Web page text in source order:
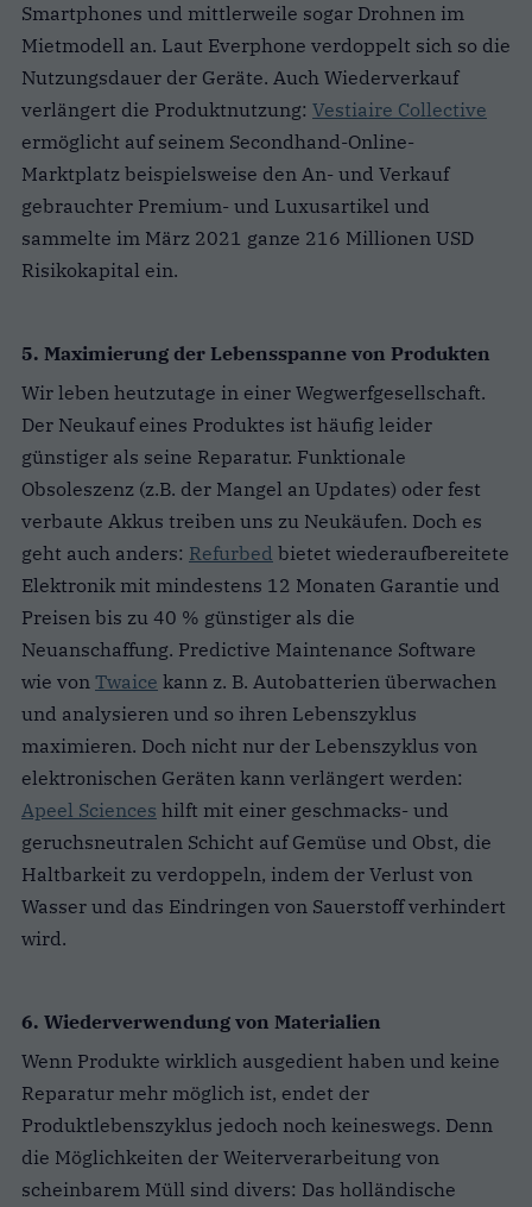
Smartphones und mittlerweile sogar Drohnen im
Mietmodell an. Laut Everphone verdoppelt sich so die
Nutzungsdauer der Geräte. Auch Wiederverkauf
verlängert die Produktnutzung: Vestiaire Collective
ermöglicht auf seinem Secondhand-Online-
Marktplatz beispielsweise den An- und Verkauf
gebrauchter Premium- und Luxusartikel und
sammelte im März 2021 ganze 216 Millionen USD
Risikokapital ein.
5. Maximierung der Lebensspanne von Produkten
Wir leben heutzutage in einer Wegwerfgesellschaft.
Der Neukauf eines Produktes ist häufig leider
günstiger als seine Reparatur. Funktionale
Obsoleszenz (z.B. der Mangel an Updates) oder fest
verbaute Akkus treiben uns zu Neukäufen. Doch es
geht auch anders: Refurbed bietet wiederaufbereitete
Elektronik mit mindestens 12 Monaten Garantie und
Preisen bis zu 40 % günstiger als die
Neuanschaffung. Predictive Maintenance Software
wie von Twaice kann z. B. Autobatterien überwachen
und analysieren und so ihren Lebenszyklus
maximieren. Doch nicht nur der Lebenszyklus von
elektronischen Geräten kann verlängert werden:
Apeel Sciences hilft mit einer geschmacks- und
geruchsneutralen Schicht auf Gemüse und Obst, die
Haltbarkeit zu verdoppeln, indem der Verlust von
Wasser und das Eindringen von Sauerstoff verhindert
wird.
6. Wiederverwendung von Materialien
Wenn Produkte wirklich ausgedient haben und keine
Reparatur mehr möglich ist, endet der
Produktlebenszyklus jedoch noch keineswegs. Denn
die Möglichkeiten der Weiterverarbeitung von
scheinbarem Müll sind divers: Das holländische